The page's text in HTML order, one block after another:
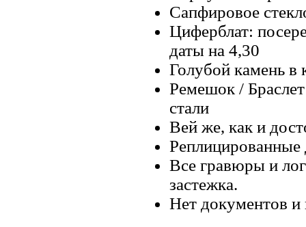
Сапфировое
Циферблат:
даты на 4,30
Голубой камень в
Ремешок /
стали
Вей же, как и
Реплицированные
Все гравюры и
застежка.
Нет документов и